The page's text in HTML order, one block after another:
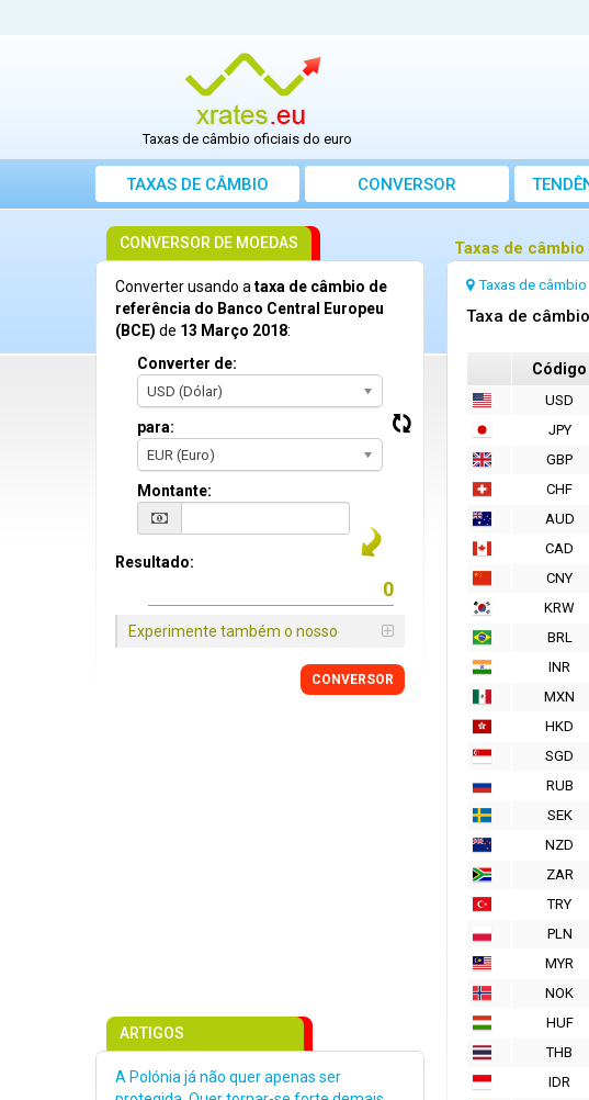
Taxas de câmbio oficiais do euro
TAXAS DE CÂMBIO CONVERSOR
Taxas de
Taxas de câmbio
Taxa de
Código
USD
JPY
GBP
CHF
AUD
CAD
CNY
KRW
BRL
INR
MXN
HKD
SGD
RUB
SEK
NZD
ZAR
TRY
PLN
MYR
NOK
HUF
THB
IDR
CONVERSOR DE MOEDAS
Converter usando ataxa de câmbio de
referência do Banco Central Europeu
(BCE) de 13 Março 2018:
Converter de:
USD (Dólar)
para:
EUR (Euro)
Montante:
Resultado:
Experimente também o nosso
CONVERSOR
ARTIGOS
A Polónia já não quer apenas ser